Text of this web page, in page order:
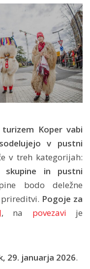
Koper vabi
v pustni
v treh kategorijah:
skupine in pustni
bodo deležne
Pogoje za
, na povezavi je
29. januarja 2026.